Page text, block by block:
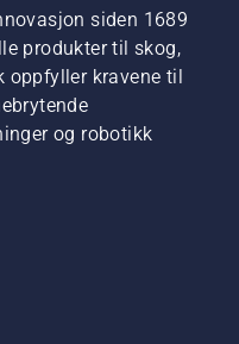
siden 1689
produkter til skog,
oppfyller kravene til
og robotikk